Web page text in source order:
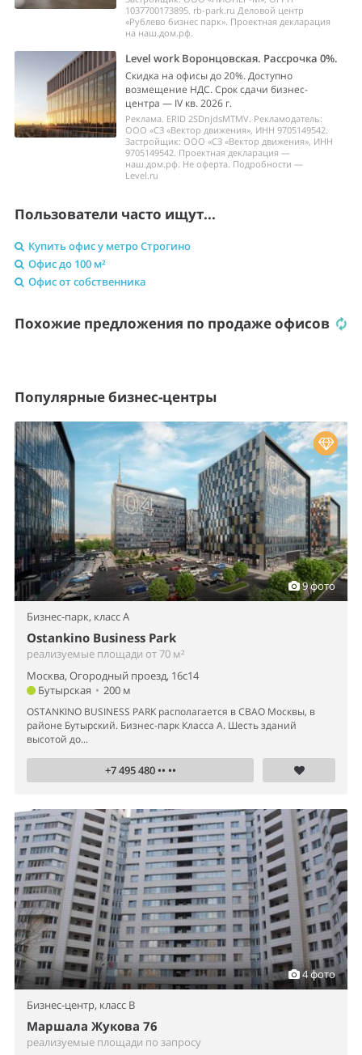
1037700173895. rb-park.ru Деловой центр
«Рублево бизнес парк». Проектная декларация
на наш.дом.рф.
Level work Воронцовская. Рассрочка 0%.
Скидка на офисы до 20%. Доступно
возмещение НДС. Срок сдачи бизнес-
центра — IV кв. 2026 г.
Реклама. ERID 2SDnjdsMTMV. Рекламодатель:
ООО «СЗ «Вектор движения», ИНН 9705149542.
Застройщик: ООО «СЗ «Вектор движения», ИНН
9705149542. Проектная декларация —
наш.дом.рф. Не оферта. Подробности —
Level.ru
Пользователи часто ищут...
Купить офис у метро Строгино
Офис до 100 м²
Офис от собственника
Похожие предложения по продаже офисов
Популярные бизнес-центры
9 фото
Бизнес-парк, класс A
Ostankino Business Park
реализуемые площади от 70 м²
Москва, Огородный проезд, 16с14
Бутырская • 200 м
OSTANKINO BUSINESS PARK располагается в СВАО Москвы, в
районе Бутырский. Бизнес-парк Класса А. Шесть зданий
высотой до...
+7 495 480 •• ••
4 фото
Бизнес-центр, класс B
Маршала Жукова 76
реализуемые площади по запросу